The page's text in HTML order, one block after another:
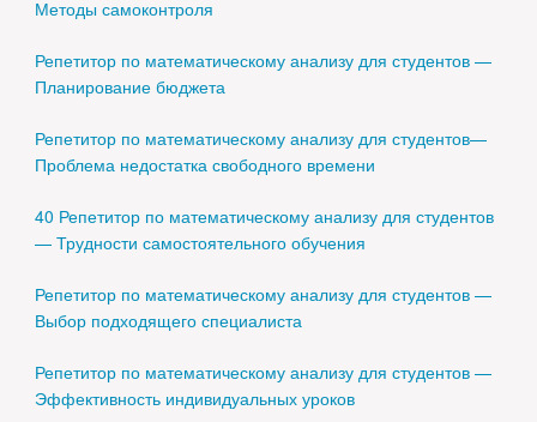
Методы самоконтроля
Репетитор по математическому анализу для студентов —
Планирование бюджета
Репетитор по математическому анализу для студентов—
Проблема недостатка свободного времени
40 Репетитор по математическому анализу для студентов
— Трудности самостоятельного обучения
Репетитор по математическому анализу для студентов —
Выбор подходящего специалиста
Репетитор по математическому анализу для студентов —
Эффективность индивидуальных уроков